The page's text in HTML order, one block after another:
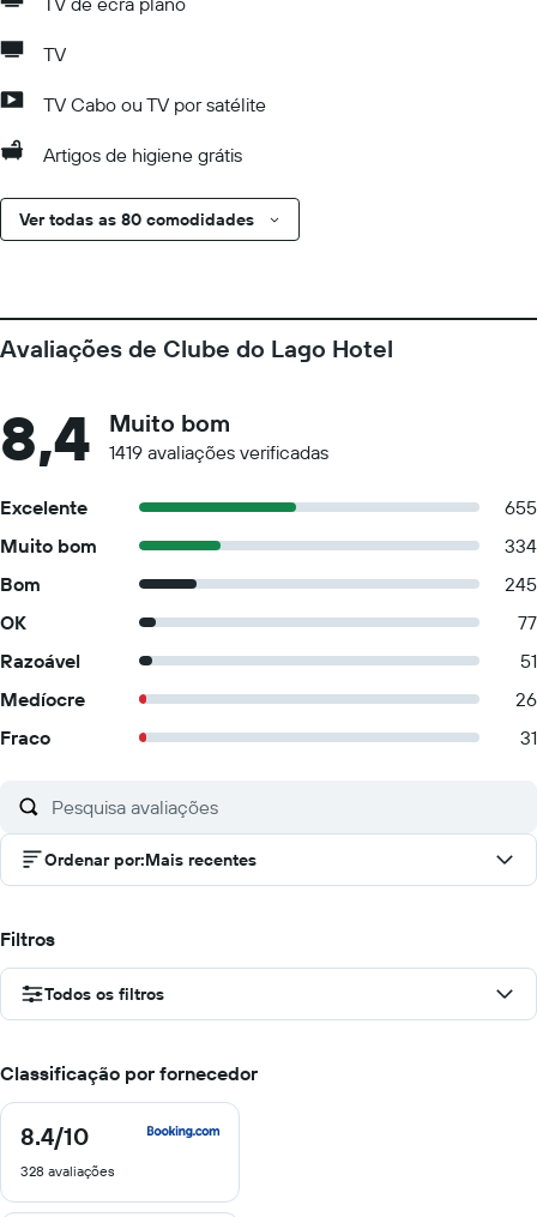
TV
TV Cabo ou TV por satélite
Artigos de higiene grátis
Ver todas as 80 comodidades
Avaliações de Clube do Lago Hotel
8,4 Muito bom
1419 avaliações verificadas
Excelente
655
Muito bom
334
Bom
245
OK
77
Razoável
51
Medíocre
26
Fraco
31
Ordenar por:Mais recentes
Filtros
Todos os filtros
Classificação por fornecedor
8.4/10
8.4
10
328 avaliações